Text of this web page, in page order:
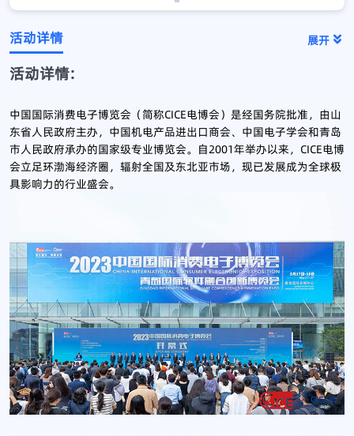
活动详情 展开
活动详情:
中国国际消费电子博览会（简称CICE电博会）是经国务院批准，由山
东省人民政府主办，中国机电产品进出口商会、中国电子学会和青岛
市人民政府承办的国家级专业博览会。自2001年举办以来，CICE电博
会立足环渤海经济圈，辐射全国及东北亚市场，现已发展成为全球极
具影响力的行业盛会。